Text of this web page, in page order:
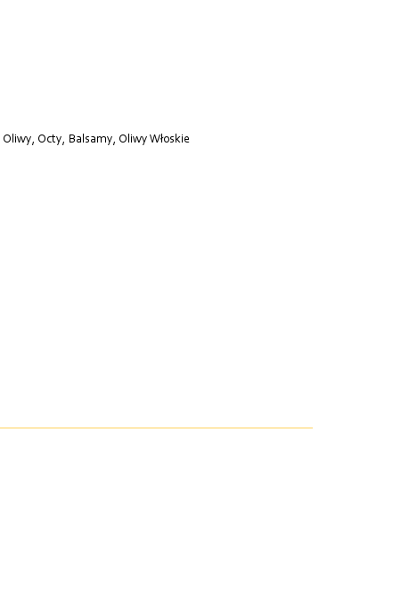
Oliwy, Octy, Balsamy, Oliwy Włoskie